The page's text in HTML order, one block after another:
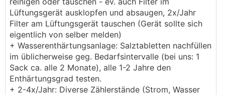
Lüftungsgerät ausklopfen und absaugen, 2x/Jahr
Filter am Lüftungsgerät tauschen (Gerät sollte sich
eigentlich von selber melden)
+ Wasserenthärtungsanlage: Salztabletten nachfüllen
im üblicherweise geg. Bedarfsintervalle (bei uns: 1
Sack ca. alle 2 Monate), alle 1-2 Jahre den
Enthärtungsgrad testen.
+ 2-4x/Jahr: Diverse Zählerstände (Strom, Wasser